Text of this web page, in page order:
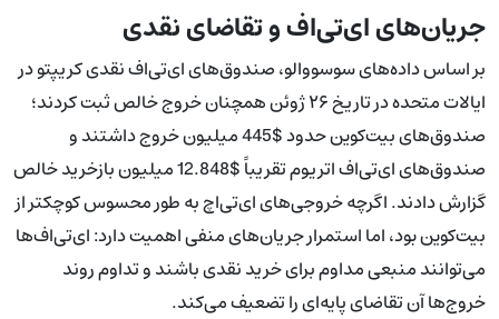
جریان‌های ای‌تی‌اف و تقاضای نقدی
بر اساس داده‌های سو‌سووالو، صندوق‌های ای‌تی‌اف نقدی کریپتو در
ایالات متحده در تاریخ ۲۶ ژوئن همچنان خروج خالص ثبت کردند؛
صندوق‌های بیت‌کوین حدود $445 میلیون خروج داشتند و
صندوق‌های ای‌تی‌اف اتریوم تقریباً $12.848 میلیون بازخرید خالص
گزارش دادند. اگرچه خروجی‌های ای‌تی‌اچ به طور محسوس کوچکتر از
بیت‌کوین بود، اما استمرار جریان‌های منفی اهمیت دارد: ای‌تی‌اف‌ها
می‌توانند منبعی مداوم برای خرید نقدی باشند و تداوم روند
خروج‌ها آن تقاضای پایه‌ای را تضعیف می‌کند.